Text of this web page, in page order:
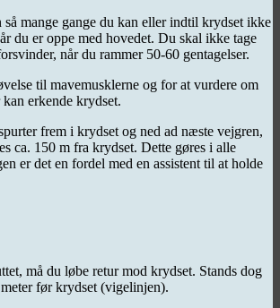
så mange gange du kan eller indtil krydset ikke
du er oppe med hovedet. Du skal ikke tage
når du rammer 50-60 gentagelser.
til mavemusklerne og for at vurdere om
erkende krydset.
frem i krydset og ned ad næste vejgren,
ca. 150 m fra krydset. Dette gøres i alle
er det en fordel med en assistent til at holde
må du løbe retur mod krydset. Stands dog
før krydset (vigelinjen).